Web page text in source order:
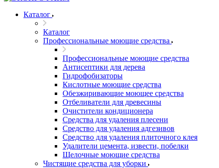
Каталог
Каталог
Профессиональные моющие средства
Профессиональные моющие средства
Антисептики для дерева
Гидрофобизаторы
Кислотные моющие средства
Обезжиривающие моющее средства
Отбеливатели для древесины
Очистители кондиционера
Средства для удаления плесени
Средство для удаления адгезивов
Средство для удаления плиточного клея
Удалители цемента, извести, побелки
Щелочные моющие средства
Чистящие средства для уборки